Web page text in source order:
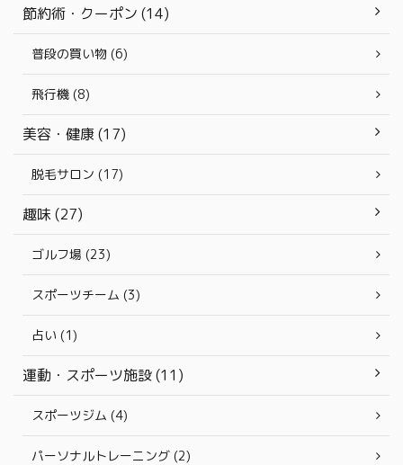
節約術・クーポン (14)
普段の買い物 (6)
飛行機 (8)
美容・健康 (17)
脱毛サロン (17)
趣味 (27)
ゴルフ場 (23)
スポーツチーム (3)
占い (1)
運動・スポーツ施設 (11)
スポーツジム (4)
パーソナルトレーニング (2)